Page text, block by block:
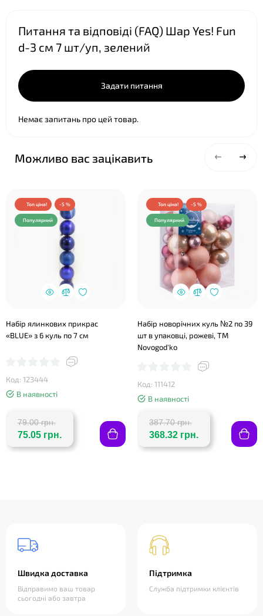
Питання та відповіді (FAQ) Шар Yes! Fun
d-3 cм 7 шт/уп, зелений
Задати питання
Немає запитань про цей товар.
Можливо вас зацікавить
Топ ціна! -5 %
Популярний
Набір ялинкових прикрас
«BLUE» з 6 куль по 7 см
Код: 123444
В наявності
79.00 грн.
75.05 грн.
Топ ціна! -5 %
Популярний
Набір новорічних куль №2 по 39
шт в упаковці, рожеві, ТМ
Novogod'ko
Код: 111412
В наявності
387.70 грн.
368.32 грн.
Швидка доставка
Відправимо ваш товар
сьогодні або завтра
Підтримка
Служба підтримки клієнтів